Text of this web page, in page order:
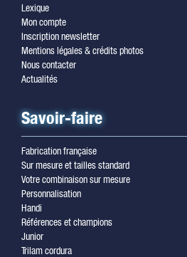
Lexique
Mon compte
Inscription newsletter
Mentions légales & crédits photos
Nous contacter
Actualités
Savoir-faire
Fabrication française
Sur mesure et tailles standard
Votre combinaison sur mesure
Personnalisation
Handi
Références et champions
Junior
Trilam cordura